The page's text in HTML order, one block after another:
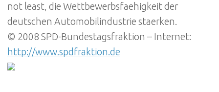
not least, die Wettbewerbsfaehigkeit der
deutschen Automobilindustrie staerken.
© 2008 SPD-Bundestagsfraktion – Internet:
http://www.spdfraktion.de